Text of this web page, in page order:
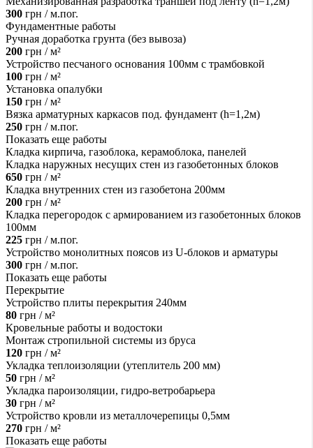
300 грн / м.пог.
Фундаментные работы
Ручная доработка грунта (без вывоза)
200 грн / м²
Устройство песчаного основания 100мм с трамбовкой
100 грн / м²
Установка опалубки
150 грн / м²
Вязка арматурных каркасов под. фундамент (h=1,2м)
250 грн / м.пог.
Показать еще работы
Кладка кирпича, газоблока, керамоблока, панелей
Кладка наружных несущих стен из газобетонных блоков
650 грн / м²
Кладка внутренних стен из газобетона 200мм
200 грн / м²
Кладка перегородок с армированием из газобетонных блоков
100мм
225 грн / м.пог.
Устройство монолитных поясов из U-блоков и арматуры
300 грн / м.пог.
Показать еще работы
Перекрытие
Устройство плиты перекрытия 240мм
80 грн / м²
Кровельные работы и водостоки
Монтаж стропильной системы из бруса
120 грн / м²
Укладка теплоизоляции (утеплитель 200 мм)
50 грн / м²
Укладка пароизоляции, гидро-ветробарьера
30 грн / м²
Устройство кровли из металлочерепицы 0,5мм
270 грн / м²
Показать еще работы